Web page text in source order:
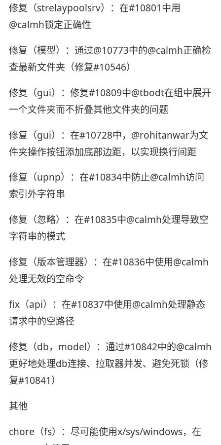
修复（strelaypoolsrv）：在#10801中用
@calmh锁定正确性
修复（模型）：通过@10773中的@calmh正确检
查最新文件夹（修复#10546）
修复（gui）：修复#10809中@tbodt在组中展开
一个文件夹而不折叠其他文件夹的问题
修复（gui）：在#10728中，@rohitanwar为文
件夹操作按钮添加底部边距，以实现换行间距
修复（upnp）：在#10834中防止@calmh访问
索引外字符串
修复（忽略）：在#10835中@calmh处理导致空
字符串的模式
修复（版本管理器）：在#10836中使用@calmh
处理无效的空命令
fix（api）：在#10837中使用@calmh处理静态
请求中的空路径
修复（db，model）：通过#10842中的@calmh
更好地处理db连接、拉取器并发、避免死锁（修
复#10841）
其他
chore（fs）：尽可能使用x/sys/windows，在